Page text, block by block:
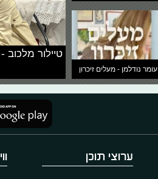
עומר נודלמן - מעלים זיכרון
טיילור מלכוב
ערוצי תוכן